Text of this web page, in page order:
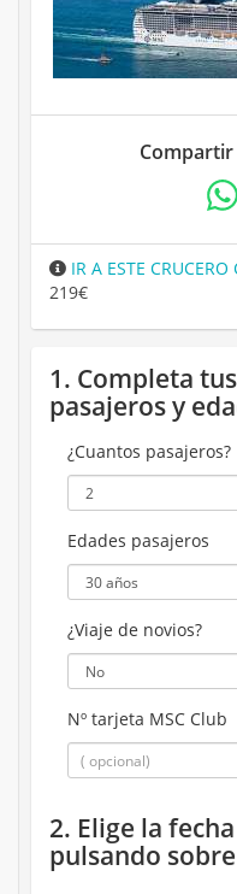
Compartir
IR A ESTE
219€
1. Completa
pasajeros y
¿Cuantos pasajeros?
Edades pasajeros
¿Viaje de novios?
Nº tarjeta MSC Club
2. Elige la
pulsando